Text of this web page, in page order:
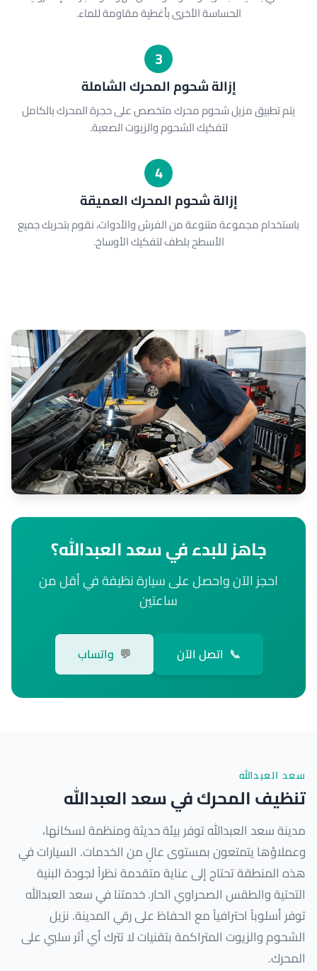
الحساسة الأخرى بأغطية مقاومة للماء.
3
إزالة شحوم المحرك الشاملة
يتم تطبيق مزيل شحوم محرك متخصص على حجرة المحرك بالكامل
لتفكيك الشحوم والزيوت الصعبة.
4
إزالة شحوم المحرك العميقة
باستخدام مجموعة متنوعة من الفرش والأدوات، نقوم بتحريك جميع
الأسطح بلطف لتفكيك الأوساخ.
جاهز للبدء في سعد العبدالله؟
احجز الآن واحصل على سيارة نظيفة في أقل من
ساعتين
📞 اتصل الآن 💬 واتساب
سعد العبدالله
تنظيف المحرك في سعد العبدالله
مدينة سعد العبدالله توفر بيئة حديثة ومنظمة لسكانها،
وعملاؤها يتمتعون بمستوى عالٍ من الخدمات. السيارات في
هذه المنطقة تحتاج إلى عناية متقدمة نظراً لجودة البنية
التحتية والطقس الصحراوي الحار. خدمتنا في سعد العبدالله
توفر أسلوباً احترافياً مع الحفاظ على رقي المدينة. نزيل
الشحوم والزيوت المتراكمة بتقنيات لا تترك أي أثر سلبي على
المحرك.